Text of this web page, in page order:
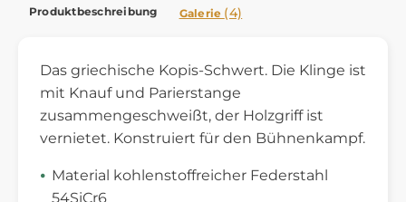
Produktbeschreibung Galerie (4)
Das griechische Kopis-Schwert. Die Klinge ist
mit Knauf und Parierstange
zusammengeschweißt, der Holzgriff ist
vernietet. Konstruiert für den Bühnenkampf.
Material kohlenstoffreicher Federstahl
54SiCr6